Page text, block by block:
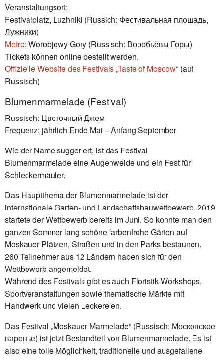
Veranstaltungsort:
Festivalplatz, Luzhniki (Russich: Фестивальная площадь,
Лужники)
Metro: Worobjowy Gory (Russisch: Воробьёвы Горы)
Tickets können online bestellt werden.
Offizielle Website des Festivals „Taste of Moscow“ (auf
Russisch)
Blumenmarmelade (Festival)
Russisch: Цветочный Джем
Frequenz: jährlich Ende Mai – Anfang September
Wie der Name suggeriert, ist das Festival
Blumenmarmelade eine Augenweide und ein Fest für
Schleckermäuler.
Das Hauptthema der Blumenmarmelade ist der
internationale Garten- und Landschaftsbauwettbewerb. 2019
startete der Wettbewerb bereits im Juni. So konnte man den
ganzen Sommer lang schöne farbenfrohe Gärten auf
Moskauer Plätzen, Straßen und in den Parks bestaunen.
260 Teilnehmer aus 12 Ländern haben sich für den
Wettbewerb angemeldet.
Während des Festivals gibt es auch Floristik-Workshops,
Sportveranstaltungen sowie thematische Märkte mit
Handwerk und vielen Leckereien.
Das Festival „Moskauer Marmelade“ (Russisch: Московское
варенье) ist jetzt Bestandteil von Blumenmarmelade. Es ist
also eine tolle Möglichkeit, traditionelle und ausgefallene